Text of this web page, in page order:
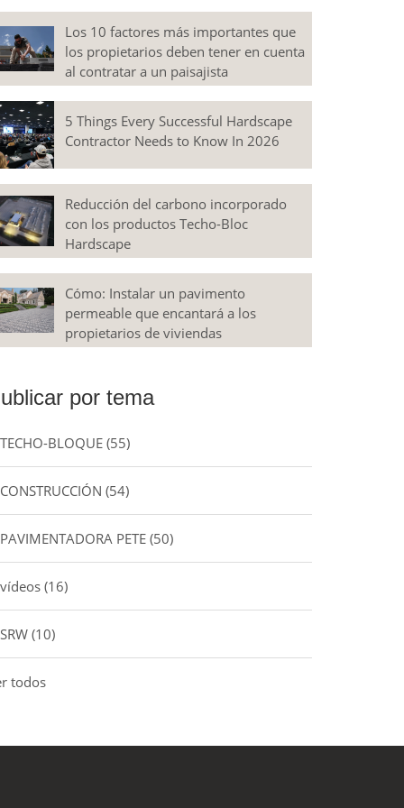
Los 10 factores más importantes que
los propietarios deben tener en cuenta
al contratar a un paisajista
5 Things Every Successful Hardscape
Contractor Needs to Know In 2026
Reducción del carbono incorporado
con los productos Techo-Bloc
Hardscape
Cómo: Instalar un pavimento
permeable que encantará a los
propietarios de viviendas
por tema
TECHO-BLOQUE(55)
CONSTRUCCIÓN(54)
PAVIMENTADORA PETE(50)
vídeos(16)
SRW(10)
todos